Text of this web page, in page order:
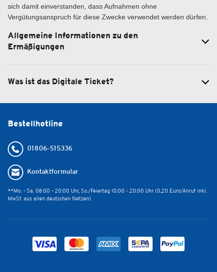
sich damit einverstanden, dass Aufnahmen ohne
Vergütungsanspruch für diese Zwecke verwendet werden dürfen.
Allgemeine Informationen zu den
Ermäßigungen
Was ist das Digitale Ticket?
Bestellhotline
01806-515336
Kontaktformular
**Mo. - Sa. 08:00 - 20:00 Uhr, So./Feiertag 10:00 - 20:00 Uhr (0,20 Euro/Anruf inkl.
MwSt. aus allen deutschen Netzen)